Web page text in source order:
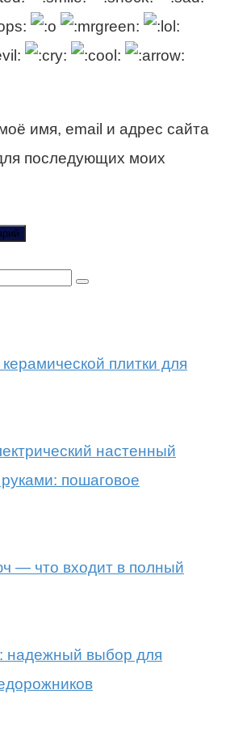
имя, email и адрес сайта
последующих моих
плитки для
настенный
пошаговое
— что входит в полный
надежный выбор для